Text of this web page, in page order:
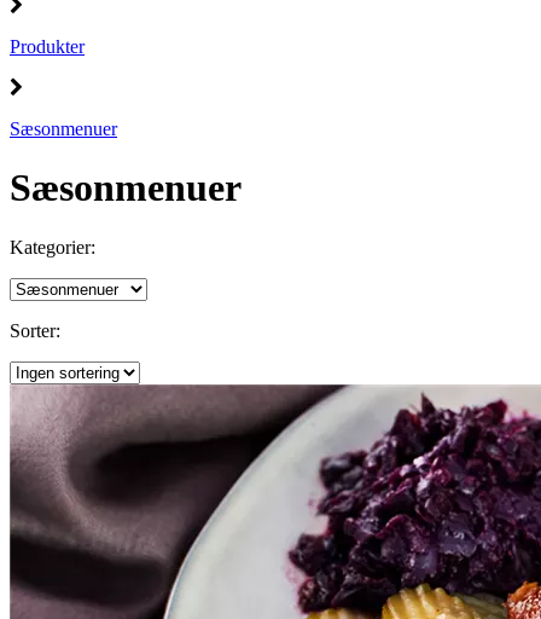
Produkter
Sæsonmenuer
Sæsonmenuer
Kategorier:
Sorter: